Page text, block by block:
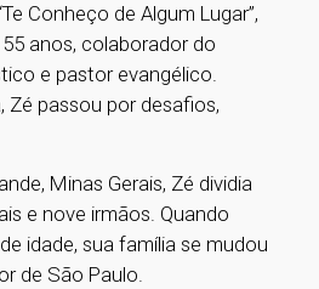
Conheço de Algum Lugar”,
anos, colaborador do
e pastor evangélico.
Zé passou por desafios,
Minas Gerais, Zé dividia
e nove irmãos. Quando
idade, sua família se mudou
de São Paulo.